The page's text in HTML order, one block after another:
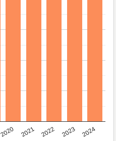
2020 2021 2022 2023 2024